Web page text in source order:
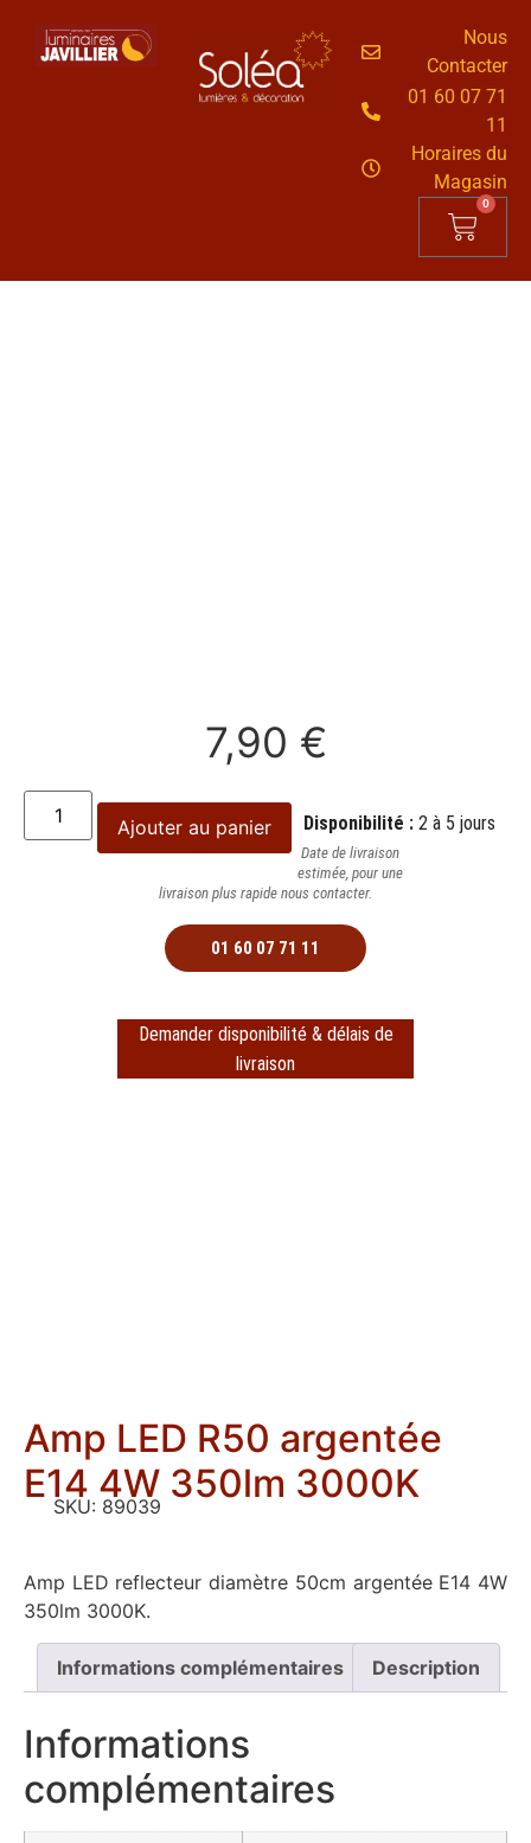
Nous
Contacter
01 60 07 71
11
Horaires du
Magasin
0
7,90 €
Ajouter au panier Disponibilité : 2 à 5 jours
Date de livraison
estimée, pour une
livraison plus rapide nous contacter.
01 60 07 71 11
Demander disponibilité & délais de
livraison
Amp LED R50 argentée
E14 4W 350lm 3000K
SKU: 89039
Amp LED reflecteur diamètre 50cm argentée E14 4W
350lm 3000K.
Informations complémentaires Description
Informations
complémentaires